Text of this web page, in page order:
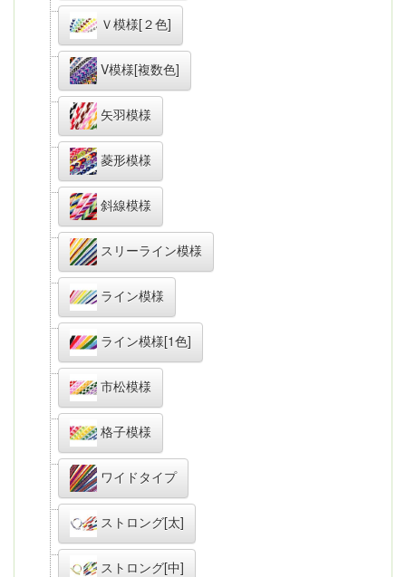
Ｖ模様[２色]
V模様[複数色]
矢羽模様
菱形模様
斜線模様
スリーライン模様
ライン模様
ライン模様[1色]
市松模様
格子模様
ワイドタイプ
ストロング[太]
ストロング[中]